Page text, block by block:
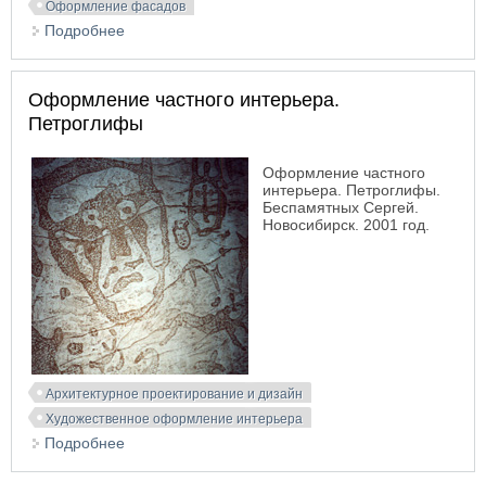
Оформление фасадов
Подробнее
Оформление частного интерьера.
Петроглифы
Оформление частного
интерьера. Петроглифы.
Беспамятных Сергей.
Новосибирск. 2001 год.
Архитектурное проектирование и дизайн
Художественное оформление интерьера
Подробнее